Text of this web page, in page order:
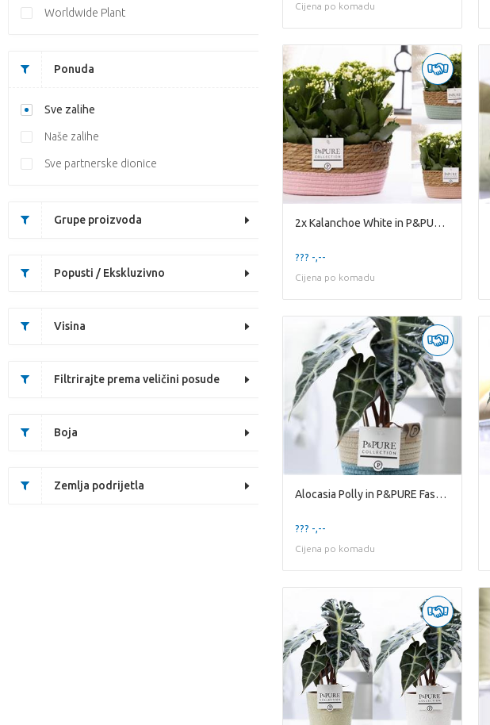
Worldwide Plant
Ponuda
Sve zalihe
Naše zalihe
Sve partnerske dionice
Grupe proizvoda
Popusti / Ekskluzivno
Visina
Filtrirajte prema veličini posude
Boja
Zemlja podrijetla
Cijena po komadu
2x Kalanchoe White in P&PURE Fieldbasket 7
??? -,--
Cijena po komadu
Alocasia Polly in P&PURE Fashionpot Valerie
??? -,--
Cijena po komadu